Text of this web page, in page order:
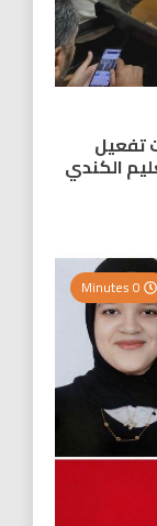
تفعيل
الكندي